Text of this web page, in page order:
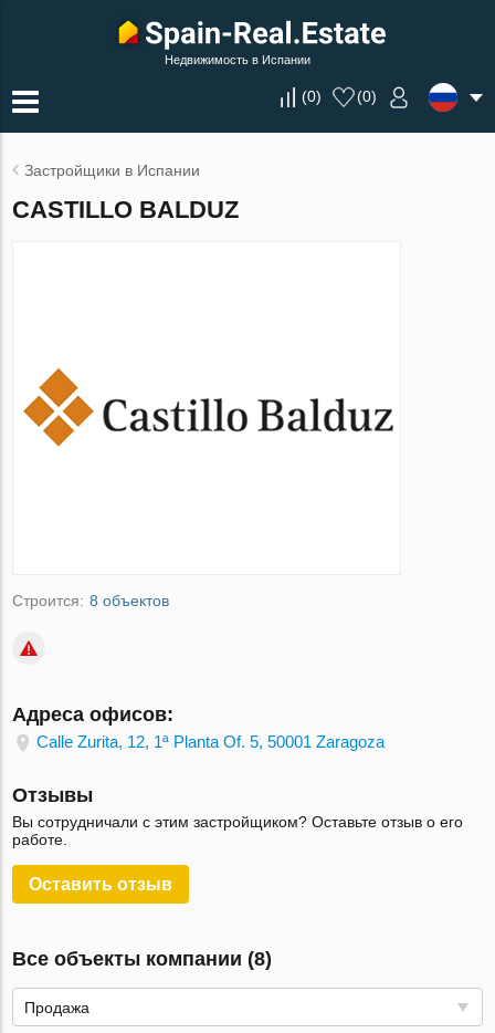
Недвижимость в Испании
(0) (0)
Застройщики в Испании
CASTILLO BALDUZ
Строится: 8 объектов
Адреса офисов:
Calle Zurita, 12, 1ª Planta Of. 5, 50001 Zaragoza
Отзывы
Вы сотрудничали с этим застройщиком? Оставьте отзыв о его
работе.
Оставить отзыв
Все объекты компании (8)
Продажа